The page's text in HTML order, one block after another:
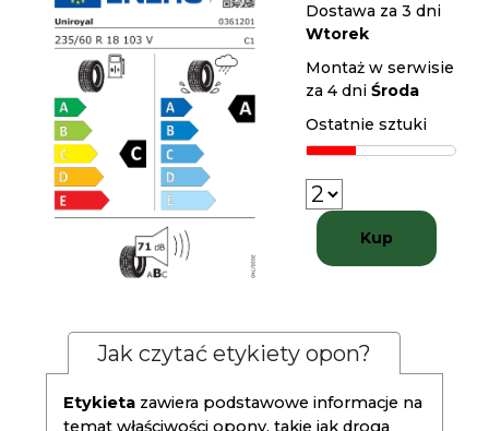
Dostawa za 3 dni
Wtorek
Montaż w serwisie
za 4 dniŚroda
Ostatnie sztuki
Kup
Jak czytać etykiety opon?
Etykieta zawiera podstawowe informacje na
temat właściwości opony, takie jak droga